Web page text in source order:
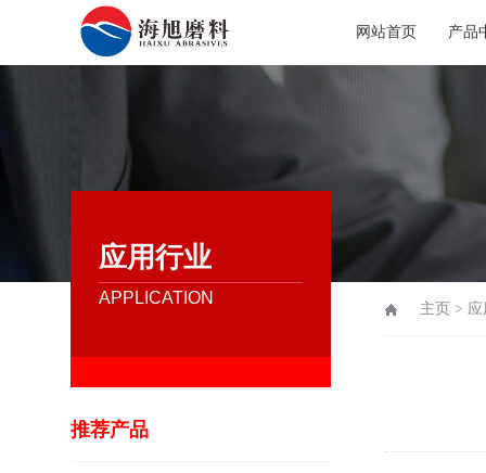
网站首页 产品
应用行业
APPLICATION
推荐产品
主页 >